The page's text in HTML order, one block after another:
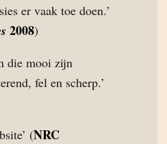
er vaak toe doen.’
2008)
die mooi zijn
fel en scherp.’
(NRC